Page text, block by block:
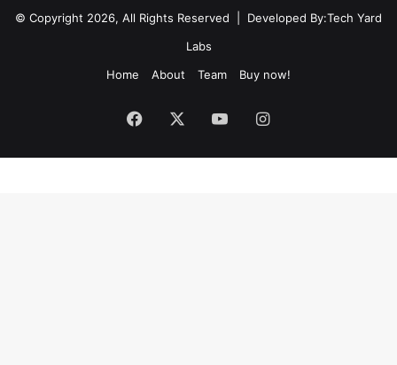
© Copyright 2026, All Rights Reserved | Developed By:Tech Yard
Labs
Home
About Team Buy now!
Facebook YouTubeInstagram